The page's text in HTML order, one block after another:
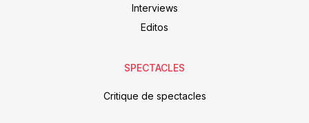
Interviews
Editos
SPECTACLES
Critique de spectacles